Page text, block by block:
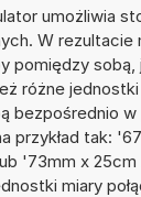
umożliwia
W rezultacie
pomiędzy sobą,
różne
bezpośrednio
przykład tak:
'73mm x
miary